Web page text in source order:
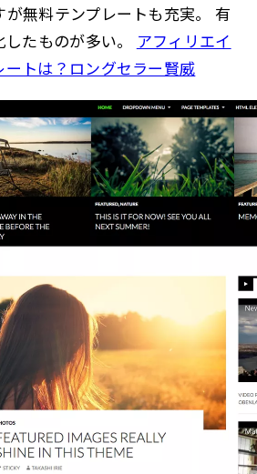
無料テンプレートも充実。 有
たものが多い。 アフィリエイ
トは？ロングセラー賢威